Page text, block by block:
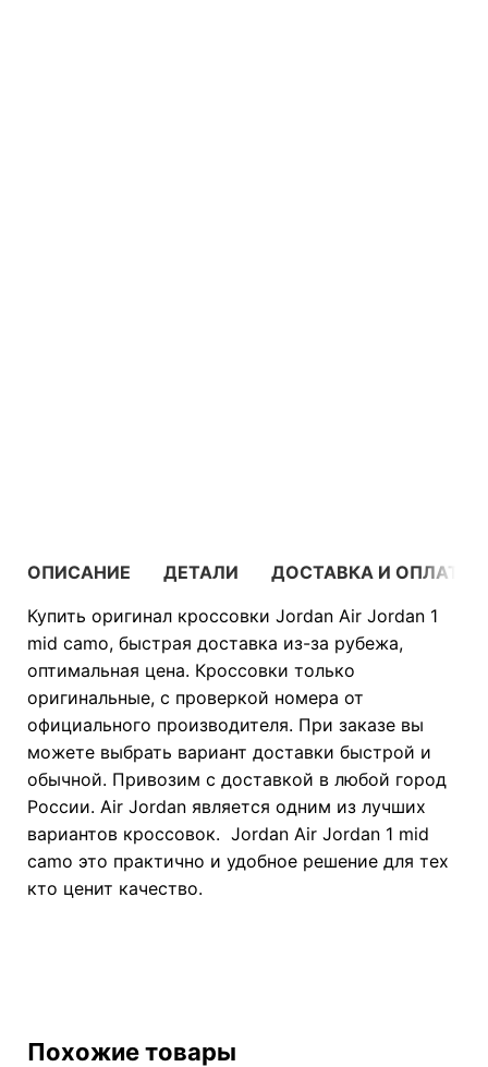
ОПИСАНИЕ ДЕТАЛИ
ДОСТАВКА И ОПЛАТА
Купить оригинал кроссовки Jordan Air Jordan 1
mid camo, быстрая доставка из-за рубежа,
оптимальная цена. Кроссовки только
оригинальные, с проверкой номера от
официального производителя. При заказе вы
можете выбрать вариант доставки быстрой и
обычной. Привозим с доставкой в любой город
России. Air Jordan является одним из лучших
вариантов кроссовок. Jordan Air Jordan 1 mid
camo это практично и удобное решение для тех
кто ценит качество.
Похожие товары